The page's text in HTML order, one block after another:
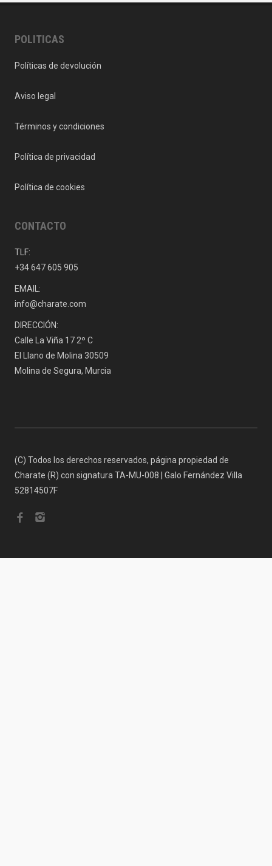
POLITICAS
Políticas de devolución
Aviso legal
Términos y condiciones
Política de privacidad
Política de cookies
CONTACTO
TLF:
+34 647 605 905
EMAIL:
info@charate.com
DIRECCIÓN:
Calle La Viña 17 2º C
El Llano de Molina 30509
Molina de Segura, Murcia
(C) Todos los derechos reservados, página propiedad de
Charate (R) con signatura TA-MU-008 | Galo Fernández Villa
52814507F